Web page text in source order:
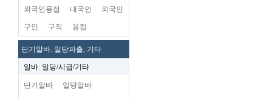
외국인용접 내국인 외국인
구인 구직 용접
단기알바. 일당파출, 기타
알바: 일당/시급/기타
단기알바 일당알바